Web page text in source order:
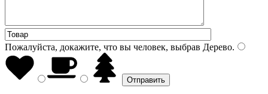
Пожалуйста, докажите, что вы человек, выбрав Дерево.